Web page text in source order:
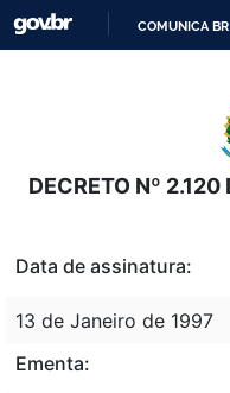
COMUNICA BR
DECRETO Nº
Data de assinatura:
13 de Janeiro de 1997
Ementa: